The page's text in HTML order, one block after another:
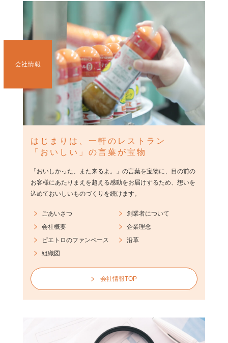
会社情報
はじまりは、 一軒のレストラン
「おいしい」の言葉が宝物
「おいしかった、また来るよ。」の言葉を宝物に、目の前の
お客様にあたりまえを超える感動をお届けするため、想いを
込めておいしいものづくりを続けます。
ごあいさつ
創業者について
会社概要
企業理念
ピエトロのファンベース
沿革
組織図
会社情報TOP